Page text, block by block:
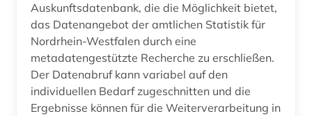
massenmedien (1)
mathematik (7)
mathematische physik (1)
mauritius (1)
Auskunftsdatenbank, die die Möglichkeit bietet,
das Datenangebot der amtlichen Statistik für
Nordrhein-Westfalen durch eine
metadatengestützte Recherche zu erschließen.
Der Datenabruf kann variabel auf den
individuellen Bedarf zugeschnitten und die
Ergebnisse können für die Weiterverarbeitung in